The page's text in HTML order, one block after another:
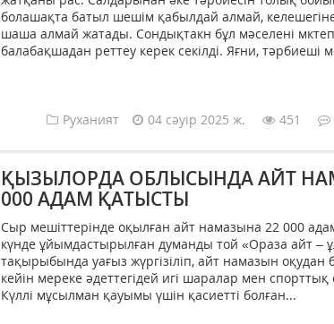
болашақта батыл шешім қабылдай алмай,
шаша алмай жатады. Сондықтакн бұл мәселені
балабақшадан реттеу керек секілді. Яғни, тәрбиеші
Руханият 04 сәуір 2025 ж. 451
ҚЫЗЫЛОРДА ОБЛЫСЫНДА АЙТ
000 АДАМ ҚАТЫСТЫ
Сыр мешіттерінде оқылған айт намазына 22 000
күнде ұйымдастырылған думанды той «Ораза айт –
тақырыбында уағыз жүргізіліп, айт намазын оқудан
кейін мереке әдеттегідей игі шаралар мен
Күллі мұсылман қауымы үшін қасиетті болған...